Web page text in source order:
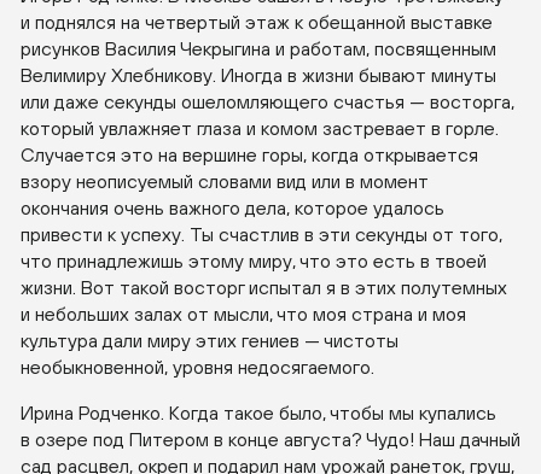
и поднялся на четвертый этаж к обещанной выставке
рисунков Василия Чекрыгина и работам, посвященным
Велимиру Хлебникову. Иногда в жизни бывают минуты
или даже секунды ошеломляющего счастья — восторга,
который увлажняет глаза и комом застревает в горле.
Случается это на вершине горы, когда открывается
взору неописуемый словами вид или в момент
окончания очень важного дела, которое удалось
привести к успеху. Ты счастлив в эти секунды от того,
что принадлежишь этому миру, что это есть в твоей
жизни. Вот такой восторг испытал я в этих полутемных
и небольших залах от мысли, что моя страна и моя
культура дали миру этих гениев — чистоты
необыкновенной, уровня недосягаемого.
Ирина Родченко. Когда такое было, чтобы мы купались
в озере под Питером в конце августа? Чудо! Наш дачный
сад расцвел, окреп и подарил нам урожай ранеток, груш,